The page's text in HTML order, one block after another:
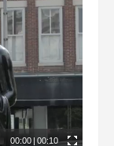
00:00 | 00:10